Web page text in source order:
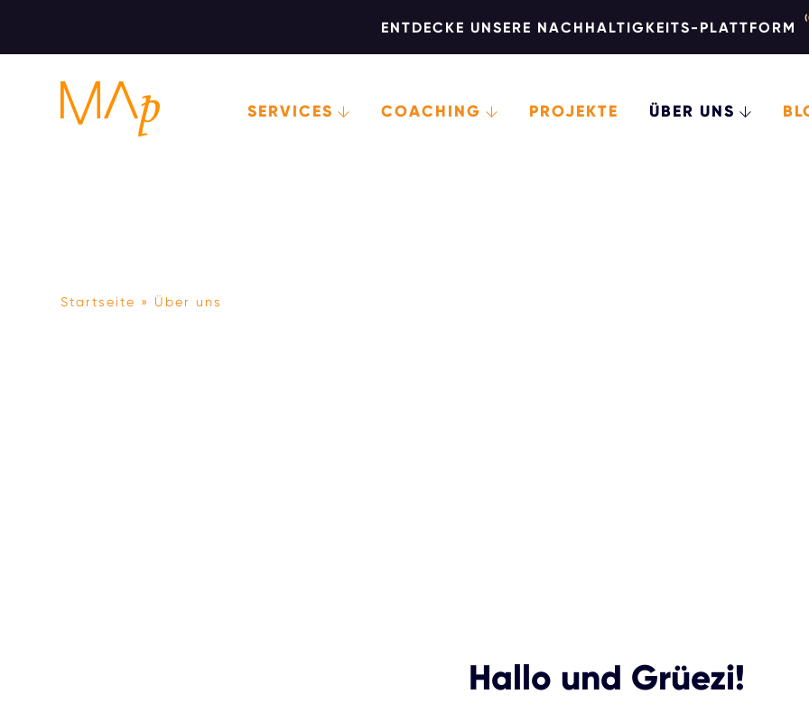
ENTDECKE UNSERE NACHHALTIGKEITS-PLATTFORM
SERVICES COACHING PROJEKTE ÜBER UNS
Startseite Über uns
Hallo und Grüezi!